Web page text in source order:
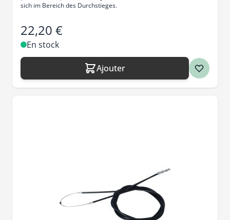
sich im Bereich des Durchstieges.
22,20 €
En stock
Ajouter